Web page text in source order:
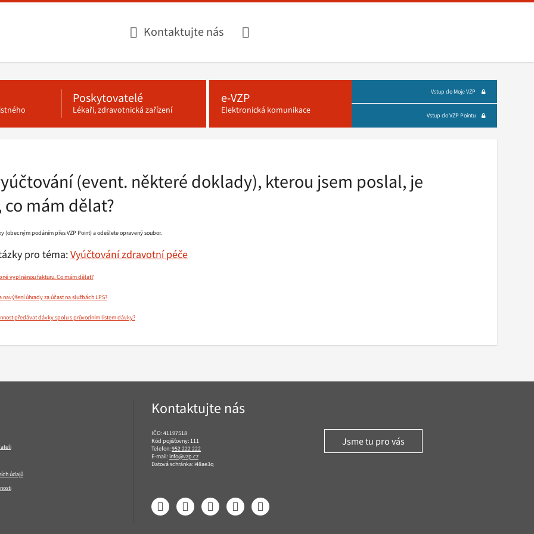
Kontaktujte nás
Poskytovatelé
Lékaři, zdravotnická zařízení
e-VZP
Elektronická komunikace
Vstup do Moje VZP
Vstup do VZP Pointu
(event. některé doklady), kterou jsem poslal, je
co mám dělat?
(obecným podáním přes VZP Point) a odešlete opravený soubor.
pro téma:Vyúčtování zdravotní péče
vyplněnou fakturu. Co mám dělat?
navýšení úhrady za účast na službách LPS?
předávat dávky spolu s průvodním listem dávky?
údajů
Kontaktujte nás
IČO: 41197518
Kód pojišťovny: 111
Telefon:952 222 222
E-mail:info@vzp.cz
Datová schránka: i48ae3q
Jsme tu pro vás
FacebookLinkedIn YouTube InstagramTwitter